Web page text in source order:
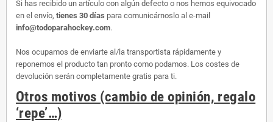
Si has recibido un artículo con algún defecto o nos hemos equivocado
en el envío, tienes 30 días para comunicárnoslo al e-mail
info@todoparahockey.com.
Nos ocupamos de enviarte al/la transportista rápidamente y
reponemos el producto tan pronto como podamos. Los costes de
devolución serán completamente gratis para ti.
Otros motivos (cambio de opinión, regalo
‘repe’…)